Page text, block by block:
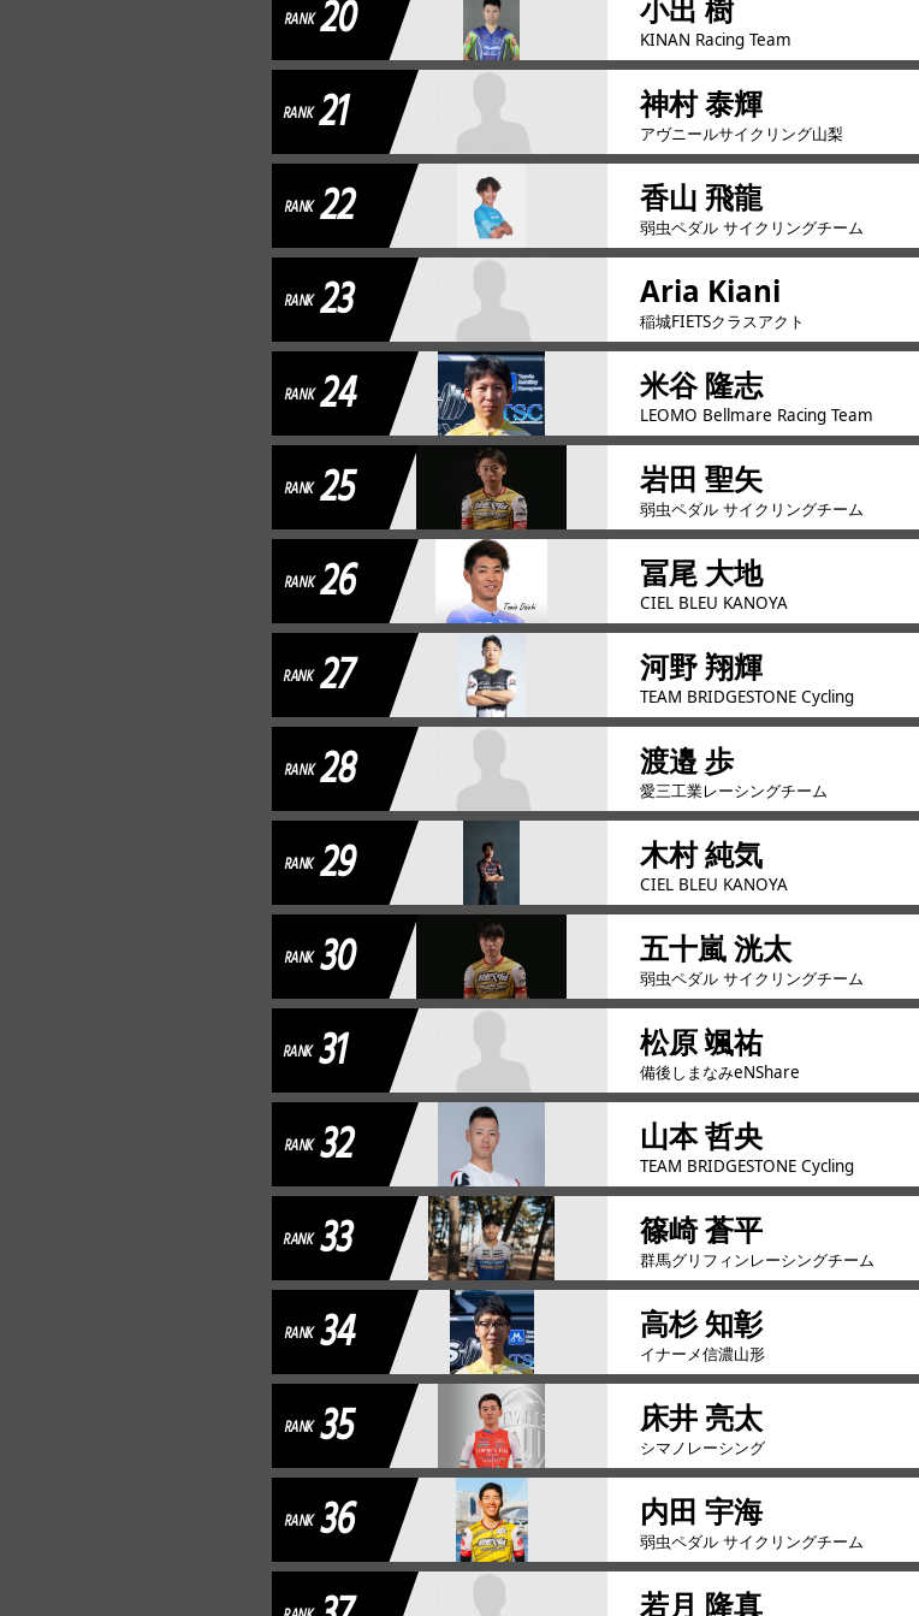
RANK 20 小出 樹
KINAN Racing Team
RANK 21 神村 泰輝
アヴニールサイクリング山梨
RANK 22 香山 飛龍
弱虫ペダル サイクリングチーム
RANK 23 Aria Kiani
稲城FIETSクラスアクト
RANK 24 米谷 隆志
LEOMO Bellmare Racing Team
RANK 25 岩田 聖矢
弱虫ペダル サイクリングチーム
RANK 26 冨尾 大地
CIEL BLEU KANOYA
RANK 27 河野 翔輝
TEAM BRIDGESTONE Cycling
RANK 28 渡邉 歩
愛三工業レーシングチーム
RANK 29 木村 純気
CIEL BLEU KANOYA
RANK 30 五十嵐 洸太
弱虫ペダル サイクリングチーム
RANK 31 松原 颯祐
備後しまなみeNShare
RANK 32 山本 哲央
TEAM BRIDGESTONE Cycling
RANK 33 篠崎 蒼平
群馬グリフィンレーシングチーム
RANK 34 高杉 知彰
イナーメ信濃山形
RANK 35 床井 亮太
シマノレーシング
RANK 36 内田 宇海
弱虫ペダル サイクリングチーム
若月 隆真